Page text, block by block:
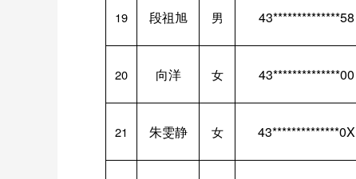
19 段祖旭 男 43**************58
20 向洋 女 43**************00
21 朱雯静 女 43**************0X